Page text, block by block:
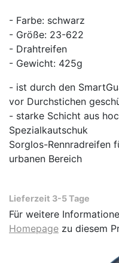
- Farbe: schwarz
- Größe: 23-622
- Drahtreifen
- Gewicht: 425g
- ist durch den
vor Durchstichen
- starke Schicht aus
Spezialkautschuk
Sorglos-Rennradreifen
urbanen Bereich
Lieferzeit 3-5 Tage
Für weitere
Homepage zu diesem